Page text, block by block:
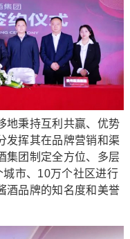
秉持互利共赢、优势
发挥其在品牌营销和渠
集团制定全方位、多层
市、10万个社区进行
酒品牌的知名度和美誉